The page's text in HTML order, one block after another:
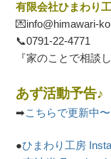
有限会社ひまわり
💌info@himawari-
📞0791-22-4771
『家のことで相談
あず活動予告♪
➡こちらで更新中〜
●ひまわり工房